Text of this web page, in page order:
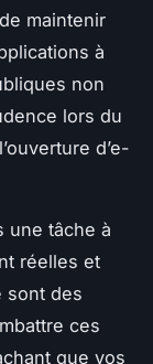
maintenir
à
non
lors du
d’e-
une tâche à
réelles et
sont des
ces
que vos